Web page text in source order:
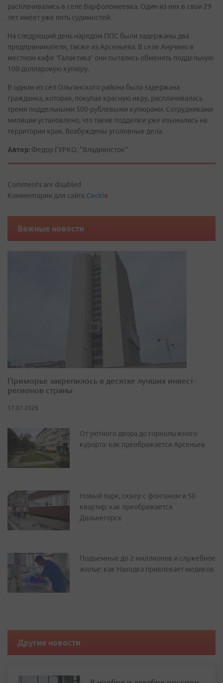
расплачивались в селе Варфоломеевка. Один из них в свои 29
лет имеет уже пять судимостей.
На следующий день нарядом ППС были задержаны два
предпринимателя, также из Арсеньева. В селе Анучино в
местном кафе “Галактика” они пытались обменять поддельную
100-долларовую купюру.
В одном из сел Ольгинского района была задержана
гражданка, которая, покупая красную икру, расплачивалась
тремя поддельными 500-рублевыми купюрами. Сотрудниками
милиции установлено, что такие подделки уже изымались на
территории края. Возбуждены уголовные дела.
Автор: Федор ГУРКО, "Владивосток"
Comments are disabled
Комментарии для сайта Cackle
Важные новости
Приморье закрепилось в десятке лучших инвест-
регионов страны
17.07.2026
От уютного двора до горнолыжного
курорта: как преображается Арсеньев
Новый парк, сквер с фонтаном и 50
квартир: как преображается
Дальнегорск
Подъемные до 2 миллионов и служебное
жилье: как Находка привлекает медиков
Другие новости